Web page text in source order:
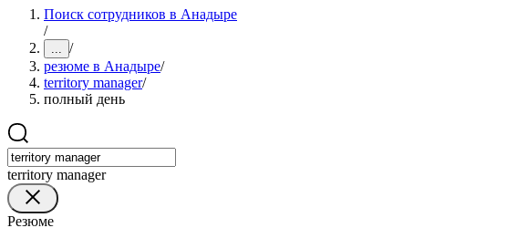
Поиск сотрудников в Анадыре
/
... /
резюме в Анадыре/
territory manager/
полный день
territory manager
Резюме